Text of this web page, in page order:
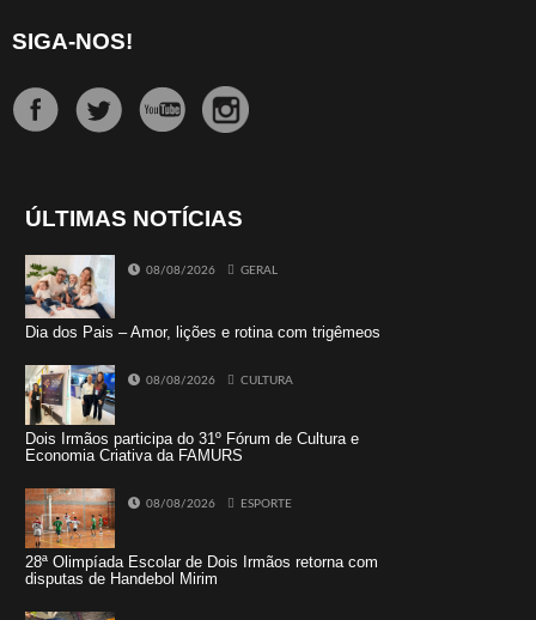
SIGA-NOS!
ÚLTIMAS NOTÍCIAS
08/08/2026 GERAL
Dia dos Pais – Amor, lições e rotina com trigêmeos
08/08/2026 CULTURA
Dois Irmãos participa do 31º Fórum de Cultura e
Economia Criativa da FAMURS
08/08/2026 ESPORTE
28ª Olimpíada Escolar de Dois Irmãos retorna com
disputas de Handebol Mirim